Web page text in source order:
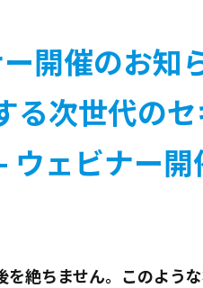
開催のお知
る次世代の
ェビナー開
絶ちません。このよう